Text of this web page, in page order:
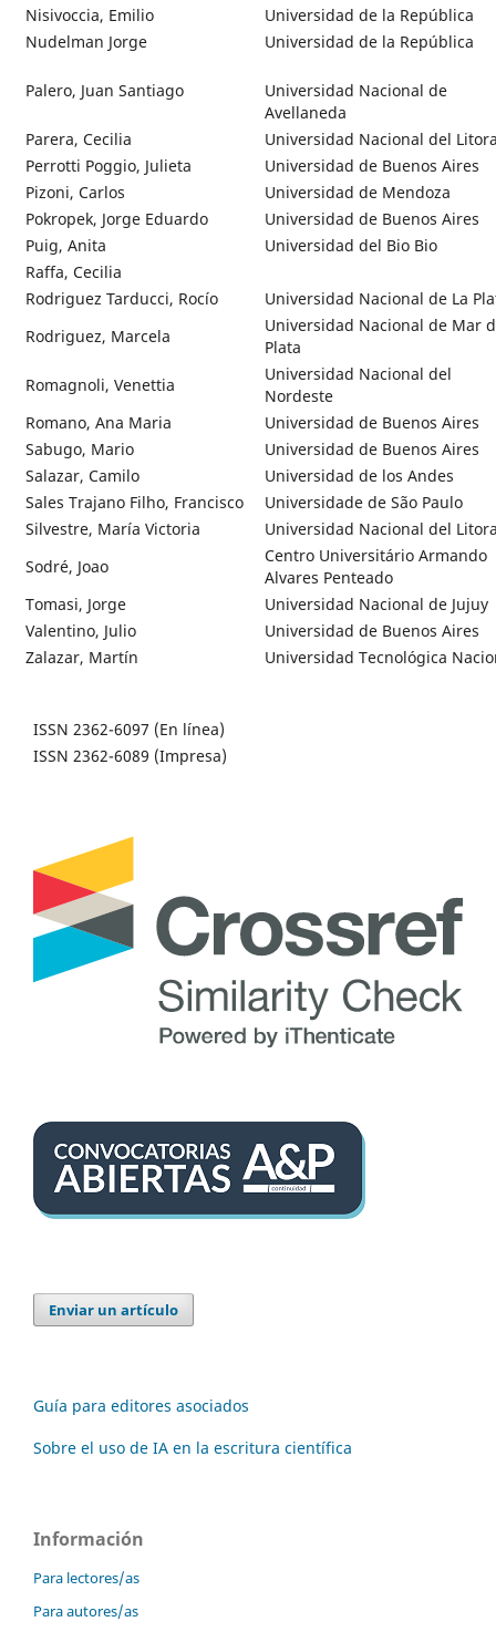
Nisivoccia, Emilio
Universidad de la República
Nudelman Jorge
Universidad de la República
Palero, Juan Santiago
Universidad Nacional de
Avellaneda
Parera, Cecilia
Universidad Nacional del
Perrotti Poggio, Julieta
Universidad de Buenos Aires
Pizoni, Carlos
Universidad de Mendoza
Pokropek, Jorge Eduardo
Universidad de Buenos Aires
Puig, Anita
Universidad del Bio Bio
Raffa, Cecilia
Rodriguez Tarducci, Rocío
Universidad Nacional de La
Rodriguez, Marcela
Universidad Nacional de Mar
Plata
Romagnoli, Venettia
Universidad Nacional del
Nordeste
Romano, Ana Maria
Universidad de Buenos Aires
Sabugo, Mario
Universidad de Buenos Aires
Salazar, Camilo
Universidad de los Andes
Sales Trajano Filho, Francisco
Universidade de São Paulo
Silvestre, María Victoria
Universidad Nacional del
Sodré, Joao
Centro Universitário Armando
Alvares Penteado
Tomasi, Jorge
Universidad Nacional de Jujuy
Valentino, Julio
Universidad de Buenos Aires
Zalazar, Martín
Universidad Tecnológica
ISSN 2362-6097 (En línea)
ISSN 2362-6089 (Impresa)
Enviar un artículo
Guía para editores asociados
Sobre el uso de IA en la escritura científica
Información
Para lectores/as
Para autores/as